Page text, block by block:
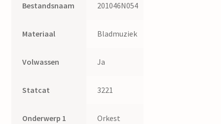
Bestandsnaam 201046N054
Materiaal Bladmuziek
Volwassen Ja
Statcat 3221
Onderwerp 1 Orkest